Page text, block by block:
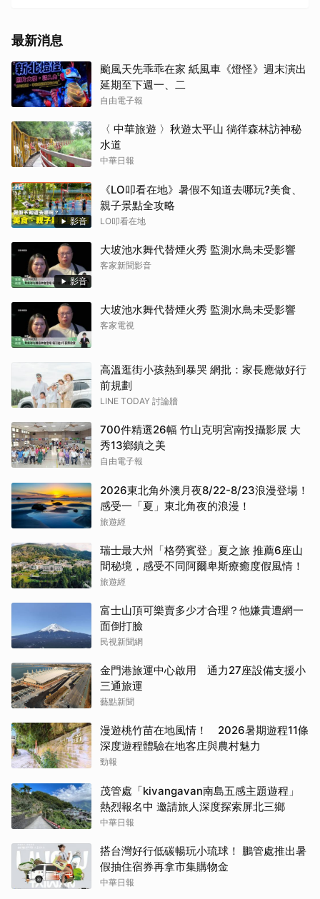
最新消息
颱風天先乖乖在家 紙風車《燈怪》週末演出
延期至下週一、二
自由電子報
〈 中華旅遊 〉秋遊太平山 徜徉森林訪神秘
水道
中華日報
影音
《LO叩看在地》暑假不知道去哪玩?美食、
親子景點全攻略
LO叩看在地
影音
大坡池水舞代替煙火秀 監測水鳥未受影響
客家新聞影音
大坡池水舞代替煙火秀 監測水鳥未受影響
客家電視
高溫逛街小孩熱到暴哭 網批：家長應做好行
前規劃
LINE TODAY 討論牆
700件精選26幅 竹山克明宮南投攝影展 大
秀13鄉鎮之美
自由電子報
2026東北角外澳月夜8/22-8/23浪漫登場！
感受一「夏」東北角夜的浪漫！
旅遊經
瑞士最大州「格勞賓登」夏之旅 推薦6座山
間秘境，感受不同阿爾卑斯療癒度假風情！
旅遊經
富士山頂可樂賣多少才合理？他嫌貴遭網一
面倒打臉
民視新聞網
金門港旅運中心啟用 通力27座設備支援小
三通旅運
藝點新聞
漫遊桃竹苗在地風情！ 2026暑期遊程11條
深度遊程體驗在地客庄與農村魅力
勁報
茂管處「kivangavan南島五感主題遊程」
熱烈報名中 邀請旅人深度探索屏北三鄉
中華日報
搭台灣好行低碳暢玩小琉球！ 鵬管處推出暑
假抽住宿券再拿市集購物金
中華日報